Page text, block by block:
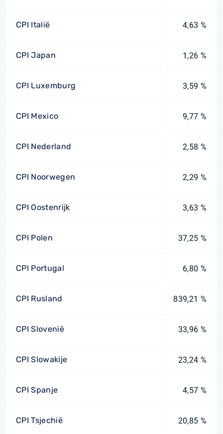
CPI Italië 4,63 %
CPI Japan 1,26 %
CPI Luxemburg 3,59 %
CPI Mexico 9,77 %
CPI Nederland 2,58 %
CPI Noorwegen 2,29 %
CPI Oostenrijk 3,63 %
CPI Polen 37,25 %
CPI Portugal 6,80 %
CPI Rusland 839,21 %
CPI Slovenië 33,96 %
CPI Slowakije 23,24 %
CPI Spanje 4,57 %
CPI Tsjechië 20,85 %